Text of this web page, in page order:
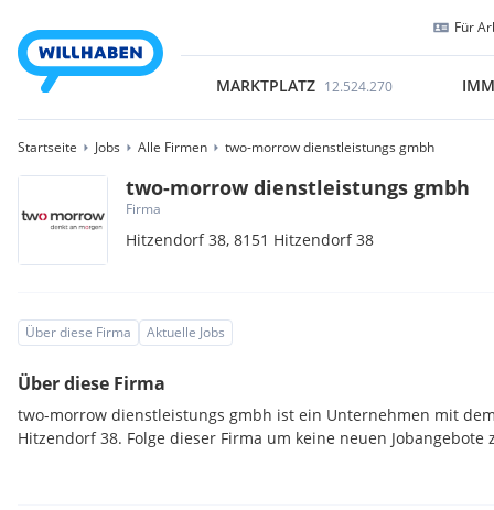
Für
MARKTPLATZ 12.524.270
Startseite Jobs Alle Firmen two-morrow dienstleistungs gmbh
two-morrow dienstleistungs gmbh
Firma
Hitzendorf 38,8151 Hitzendorf 38
Über diese Firma Aktuelle Jobs
Über diese Firma
two-morrow dienstleistungs gmbh ist ein Unternehmen mit
Hitzendorf 38. Folge dieser Firma um keine neuen Jobangebote